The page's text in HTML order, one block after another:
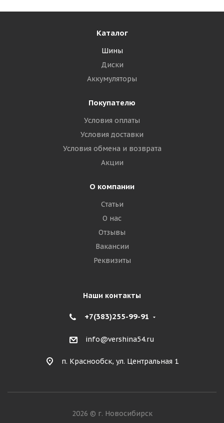
Каталог
Шины
Диски
Аккумуляторы
Покупателю
Условия оплаты
Условия доставки
Условия обмена и возврата
Акции
О компании
Статьи
О нас
Отзывы
Вакансии
Реквизиты
Наши контакты
+7(383)255-99-91
info@vershina54.ru
п. Краснообск, ул. Центральная 1
2026 © г. Новосибирск